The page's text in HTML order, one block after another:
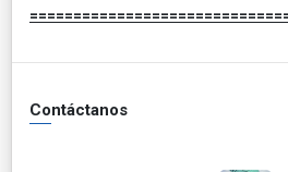
Contáctanos